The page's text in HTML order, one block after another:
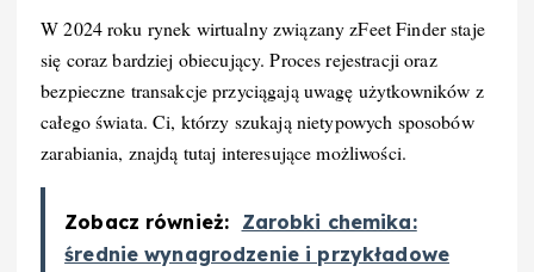
W 2024 roku rynek wirtualny związany zFeet Finder staje
się coraz bardziej obiecujący. Proces rejestracji oraz
bezpieczne transakcje przyciągają uwagę użytkowników z
całego świata. Ci, którzy szukają nietypowych sposobów
zarabiania, znajdą tutaj interesujące możliwości.
Zobacz również: Zarobki chemika:
średnie wynagrodzenie i przykładowe